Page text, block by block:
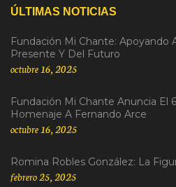
ÚLTIMAS NOTICIAS
Fundación Mi Chante: Apoyando
Presente Y Del Futuro
octubre 16, 2025
Fundación Mi Chante Anuncia El
Homenaje A Fernando Arce
octubre 16, 2025
Romina Robles González: La
febrero 25, 2025